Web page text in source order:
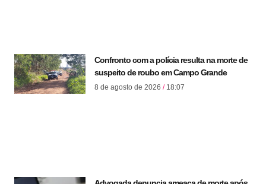
Confronto com a polícia resulta na morte de
suspeito de roubo em Campo Grande
8 de agosto de 2026 18:07